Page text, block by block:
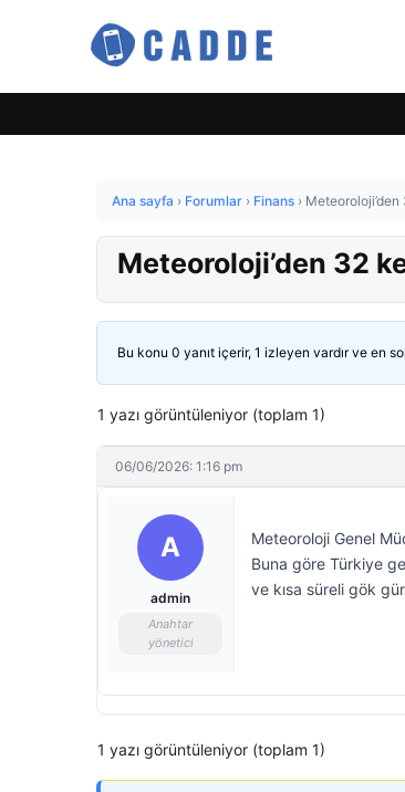
Ana sayfa › Forumlar › Finans ›
Meteoroloji’den 32
Bu konu 0 yanıt içerir, 1 izleyen vardır ve en
1 yazı görüntüleniyor (toplam 1)
06/06/2026: 1:16 pm
A
admin
Anahtar
yönetici
Meteoroloji Genel
Buna göre Türkiye
ve kısa süreli gök
1 yazı görüntüleniyor (toplam 1)